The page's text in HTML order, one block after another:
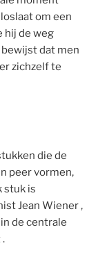
om een
hij de weg
dat men
zichzelf te
die de
peer vormen,
stuk is
Jean Wiener ,
de centrale